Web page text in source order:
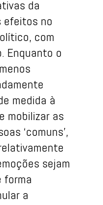
da
efeitos no
com
Enquanto o
medida à
mobilizar as
‘comuns’,
sejam
forma
a